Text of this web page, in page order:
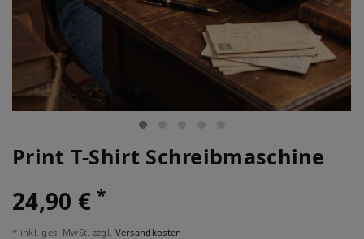
Print T-Shirt Schreibmaschine
24,90 €*
* inkl. ges. MwSt. zzgl. Versandkosten